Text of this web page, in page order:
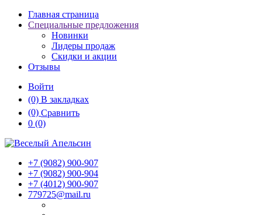
Главная страница
Специальные предложения
Новинки
Лидеры продаж
Скидки и акции
Отзывы
Войти
(0) В закладках
(0) Сравнить
0 (0)
+7 (9082) 900-907
+7 (9082) 900-904
+7 (4012) 900-907
779725@mail.ru